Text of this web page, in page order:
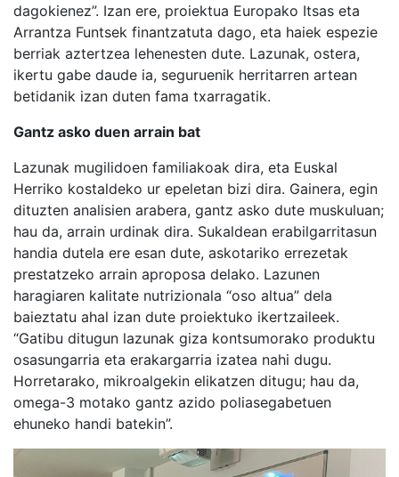
dagokienez”. Izan ere, proiektua Europako Itsas eta
Arrantza Funtsek finantzatuta dago, eta haiek espezie
berriak aztertzea lehenesten dute. Lazunak, ostera,
ikertu gabe daude ia, seguruenik herritarren artean
betidanik izan duten fama txarragatik.
Gantz asko duen arrain bat
Lazunak mugilidoen familiakoak dira, eta Euskal
Herriko kostaldeko ur epeletan bizi dira. Gainera, egin
dituzten analisien arabera, gantz asko dute muskuluan;
hau da, arrain urdinak dira. Sukaldean erabilgarritasun
handia dutela ere esan dute, askotariko errezetak
prestatzeko arrain aproposa delako. Lazunen
haragiaren kalitate nutrizionala “oso altua” dela
baieztatu ahal izan dute proiektuko ikertzaileek.
“Gatibu ditugun lazunak giza kontsumorako produktu
osasungarria eta erakargarria izatea nahi dugu.
Horretarako, mikroalgekin elikatzen ditugu; hau da,
omega-3 motako gantz azido poliasegabetuen
ehuneko handi batekin”.